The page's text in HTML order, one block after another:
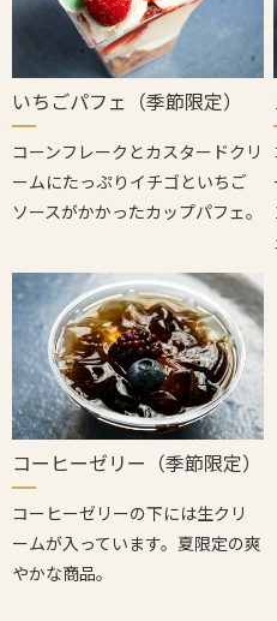
いちごパフェ（季節限定）
コーンフレークとカスタードクリ
ームにたっぷりイチゴといちご
ソースがかかったカップパフェ。
コーヒーゼリー（季節限定）
コーヒーゼリーの下には生クリ
ームが入っています。夏限定の爽
やかな商品。